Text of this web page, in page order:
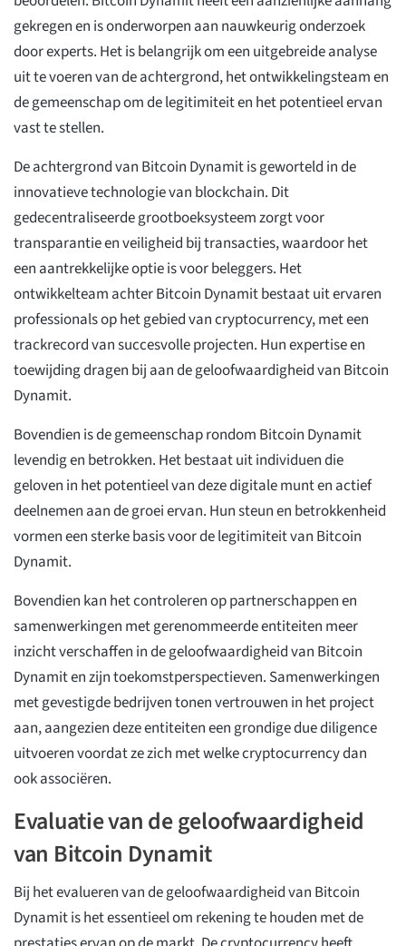
gekregen en is onderworpen aan nauwkeurig onderzoek
door experts. Het is belangrijk om een uitgebreide analyse
uit te voeren van de achtergrond, het ontwikkelingsteam en
de gemeenschap om de legitimiteit en het potentieel ervan
vast te stellen.
De achtergrond van Bitcoin Dynamit is geworteld in de
innovatieve technologie van blockchain. Dit
gedecentraliseerde grootboeksysteem zorgt voor
transparantie en veiligheid bij transacties, waardoor het
een aantrekkelijke optie is voor beleggers. Het
ontwikkelteam achter Bitcoin Dynamit bestaat uit ervaren
professionals op het gebied van cryptocurrency, met een
trackrecord van succesvolle projecten. Hun expertise en
toewijding dragen bij aan de geloofwaardigheid van Bitcoin
Dynamit.
Bovendien is de gemeenschap rondom Bitcoin Dynamit
levendig en betrokken. Het bestaat uit individuen die
geloven in het potentieel van deze digitale munt en actief
deelnemen aan de groei ervan. Hun steun en betrokkenheid
vormen een sterke basis voor de legitimiteit van Bitcoin
Dynamit.
Bovendien kan het controleren op partnerschappen en
samenwerkingen met gerenommeerde entiteiten meer
inzicht verschaffen in de geloofwaardigheid van Bitcoin
Dynamit en zijn toekomstperspectieven. Samenwerkingen
met gevestigde bedrijven tonen vertrouwen in het project
aan, aangezien deze entiteiten een grondige due diligence
uitvoeren voordat ze zich met welke cryptocurrency dan
ook associëren.
Evaluatie van de geloofwaardigheid
van Bitcoin Dynamit
Bij het evalueren van de geloofwaardigheid van Bitcoin
Dynamit is het essentieel om rekening te houden met de